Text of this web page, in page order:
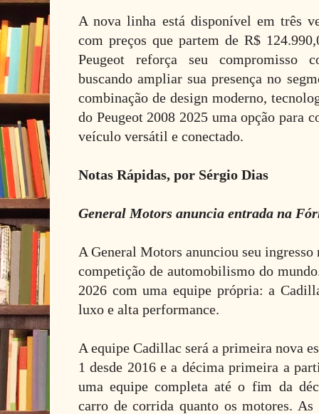
A nova linha está disponível em três
com preços que partem de R$
Peugeot reforça seu compromisso
buscando ampliar sua presença no
combinação de design moderno,
do Peugeot 2008 2025 uma opção para
veículo versátil e conectado.
Notas Rápidas, por Sérgio Dias
General Motors anuncia entrada na
A General Motors anunciou seu
competição de automobilismo do
2026 com uma equipe própria: a
luxo e alta performance.
A equipe Cadillac será a primeira nova
1 desde 2016 e a décima primeira a
uma equipe completa até o fim da
carro de corrida quanto os motores. As